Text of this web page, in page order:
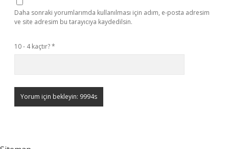
Daha sonraki yorumlarımda kullanılması için adım, e-posta adresim
ve site adresim bu tarayıcıya kaydedilsin.
10 - 4 kaçtır?*